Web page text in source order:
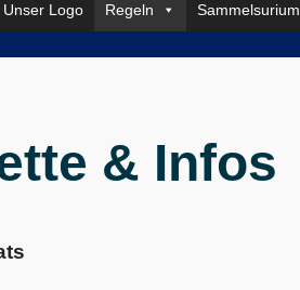
Unser Logo Regeln Sammelsurium
& Infos